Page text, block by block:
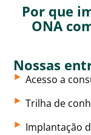
Por que
ONA
Nossas
Acesso a
Trilha de
Implantação